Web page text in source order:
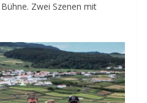
Zwei Szenen mit